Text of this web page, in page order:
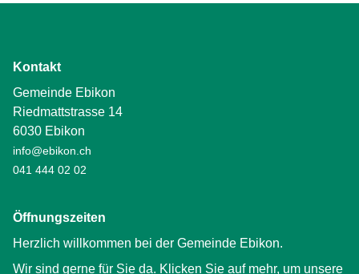
Kontakt
Gemeinde Ebikon
Riedmattstrasse 14
6030 Ebikon
info@ebikon.ch
041 444 02 02
Öffnungszeiten
Herzlich willkommen bei der Gemeinde Ebikon.
Wir sind gerne für Sie da. Klicken Sie auf mehr, um unsere